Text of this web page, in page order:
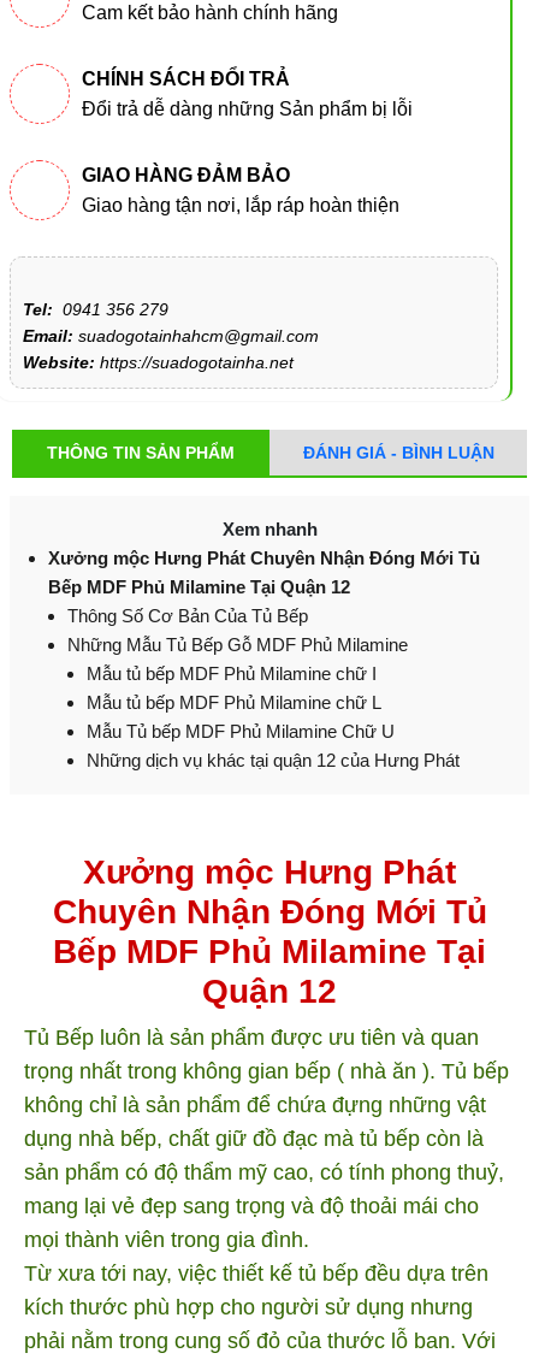
Cam kết bảo hành chính hãng
CHÍNH SÁCH ĐỔI TRẢ
Đổi trả dễ dàng những Sản phẩm bị lỗi
GIAO HÀNG ĐẢM BẢO
Giao hàng tận nơi, lắp ráp hoàn thiện
Tel: 0941 356 279
Email: suadogotainhahcm@gmail.com
Website: https://suadogotainha.net
THÔNG TIN SẢN PHẨM ĐÁNH GIÁ - BÌNH LUẬN
Xem nhanh
Xưởng mộc Hưng Phát Chuyên Nhận Đóng Mới Tủ
Bếp MDF Phủ Milamine Tại Quận 12
Thông Số Cơ Bản Của Tủ Bếp
Những Mẫu Tủ Bếp Gỗ MDF Phủ Milamine
Mẫu tủ bếp MDF Phủ Milamine chữ I
Mẫu tủ bếp MDF Phủ Milamine chữ L
Mẫu Tủ bếp MDF Phủ Milamine Chữ U
Những dịch vụ khác tại quận 12 của Hưng Phát
Xưởng mộc Hưng Phát
Chuyên Nhận Đóng Mới Tủ
Bếp MDF Phủ Milamine Tại
Quận 12
Tủ Bếp luôn là sản phẩm được ưu tiên và quan
trọng nhất trong không gian bếp ( nhà ăn ). Tủ bếp
không chỉ là sản phẩm để chứa đựng những vật
dụng nhà bếp, chất giữ đồ đạc mà tủ bếp còn là
sản phẩm có độ thẩm mỹ cao, có tính phong thuỷ,
mang lại vẻ đẹp sang trọng và độ thoải mái cho
mọi thành viên trong gia đình.
Từ xưa tới nay, việc thiết kế tủ bếp đều dựa trên
kích thước phù hợp cho người sử dụng nhưng
phải nằm trong cung số đỏ của thước lỗ ban. Với